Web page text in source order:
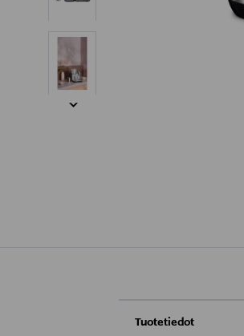
Tuotetiedot